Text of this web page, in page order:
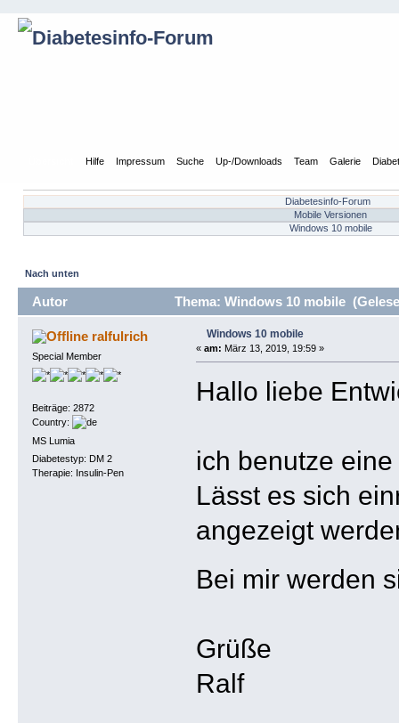
Hilfe Impressum Suche Up-/Downloads Team Galerie
Diabetesinfo-Forum
Mobile Versionen
Windows 10 mobile
Nach unten
Autor Thema: Windows 10 mobile
ralfulrich
Special Member
Beiträge: 2872
Country:
MS Lumia
Diabetestyp: DM 2
Therapie: Insulin-Pen
Windows 10 mobile
« am: März 13, 2019, 19:59 »
Hallo liebe
ich benutze
Lässt es sich
angezeigt
Bei mir werden
Grüße
Ralf